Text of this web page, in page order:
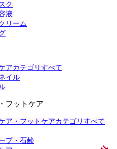
ク
液
リーム
アカテゴリすべて
イル
フットケア
ア・フットケアカテゴリすべて
プ・石鹸